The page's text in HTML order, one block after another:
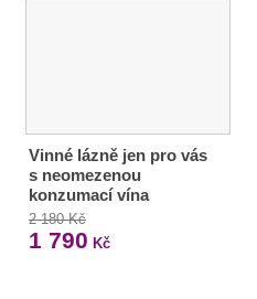
Vinné lázně jen pro vás
s neomezenou
konzumací vína
2 180 Kč
1 790 Kč